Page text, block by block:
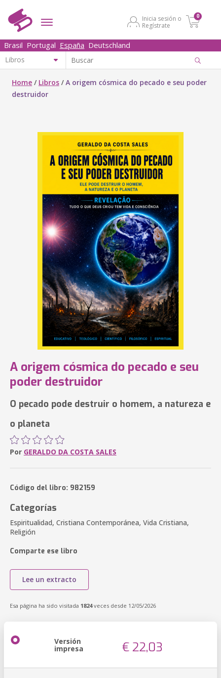
Inicia sesión o
Regístrate
0
Brasil Portugal España Deutschland
Home / Libros /A origem cósmica do pecado e seu poder
destruidor
A origem cósmica do pecado e seu
poder destruidor
O pecado pode destruir o homem, a natureza e
o planeta
Por GERALDO DA COSTA SALES
Código del libro: 982159
Categorías
Espiritualidad, Cristiana Contemporánea, Vida Cristiana,
Religión
Comparte ese libro
Lee un extracto
Esa página ha sido visitada 1824veces desde 12/05/2026
Versión
impresa € 22,03